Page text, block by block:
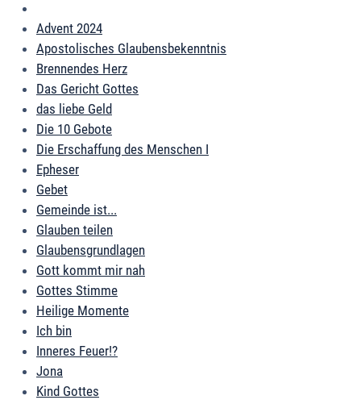
Advent 2024
Apostolisches Glaubensbekenntnis
Brennendes Herz
Das Gericht Gottes
das liebe Geld
Die 10 Gebote
Die Erschaffung des Menschen I
Epheser
Gebet
Gemeinde ist...
Glauben teilen
Glaubensgrundlagen
Gott kommt mir nah
Gottes Stimme
Heilige Momente
Ich bin
Inneres Feuer!?
Jona
Kind Gottes